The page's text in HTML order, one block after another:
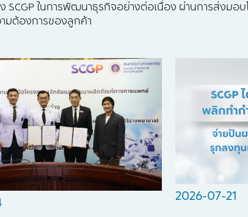
ในการพัฒนาธุรกิจอย่างต่อเนื่อง ผ่านการส่งมอ
มต้องการของลูกค้า
2026-07-21